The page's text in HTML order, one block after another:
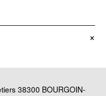
×
38300 BOURGOIN-